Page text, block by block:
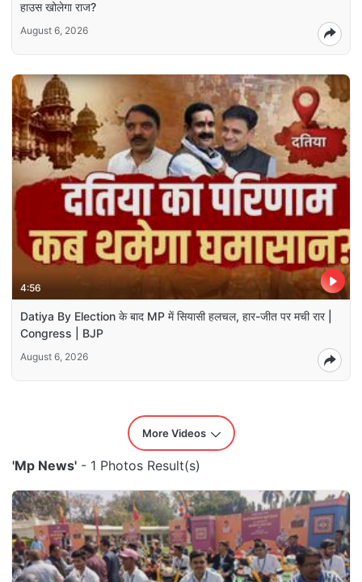
हाउस खोलेगा राज?
August 6, 2026
4:56
Datiya By Election के बाद MP में सियासी हलचल, हार-जीत पर मची रार |
Congress | BJP
August 6, 2026
More Videos
'Mp News' - 1 Photos Result(s)